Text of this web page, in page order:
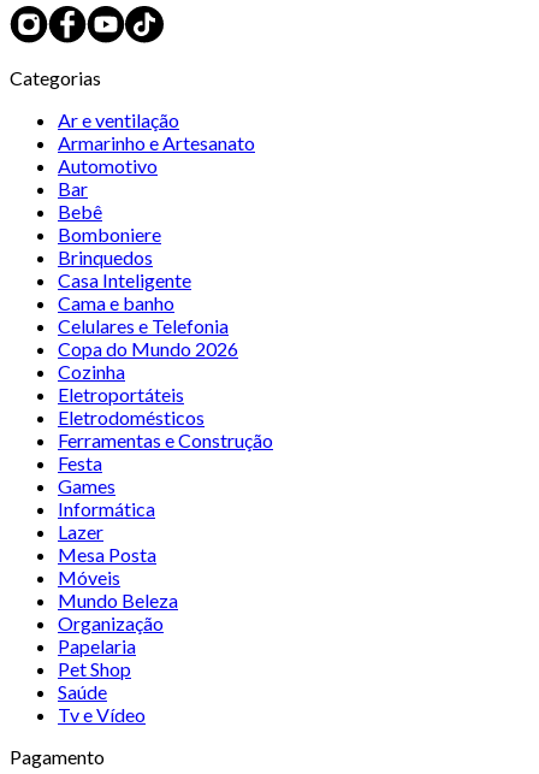
Categorias
Ar e ventilação
Armarinho e Artesanato
Automotivo
Bar
Bebê
Bomboniere
Brinquedos
Casa Inteligente
Cama e banho
Celulares e Telefonia
Copa do Mundo 2026
Cozinha
Eletroportáteis
Eletrodomésticos
Ferramentas e Construção
Festa
Games
Informática
Lazer
Mesa Posta
Móveis
Mundo Beleza
Organização
Papelaria
Pet Shop
Saúde
Tv e Vídeo
Pagamento